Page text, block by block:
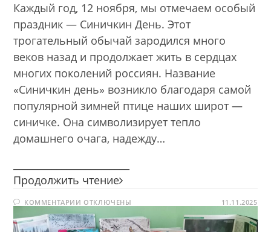
Каждый год, 12 ноября, мы отмечаем особый
праздник — Синичкин День. Этот
трогательный обычай зародился много
веков назад и продолжает жить в сердцах
многих поколений россиян. Название
«Синичкин день» возникло благодаря самой
популярной зимней птице наших широт —
синичке. Она символизирует тепло
домашнего очага, надежду…
Продолжить чтение Синичкин
КОММЕНТАРИИ К
ЗАПИСИ
СИНИЧКИН
ДЕНЬ
ОТКЛЮЧЕНЫ 11.11.2025